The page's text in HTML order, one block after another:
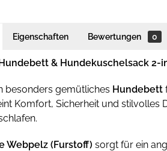
Eigenschaften Bewertungen 0
& Hundekuschelsack
besonders gemütliches Hundebett
Komfort, Sicherheit und stilvolles
Webpelz (Furstoff) sorgt für ein